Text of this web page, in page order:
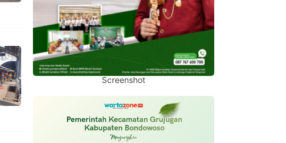
Screenshot